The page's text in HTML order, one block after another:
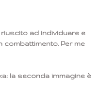
ad individuare e
combattimento. Per me
la seconda immagine è